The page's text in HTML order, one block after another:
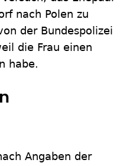
nach Polen zu
der Bundespolizei
die Frau einen
habe.
Angaben der